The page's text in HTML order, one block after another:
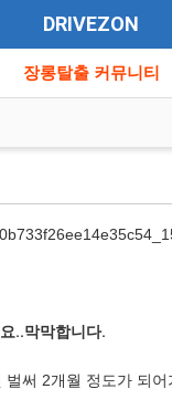
DRIVEZON
장롱탈출 커뮤니티
..막막합니다.
벌써 2개월 정도가 되어